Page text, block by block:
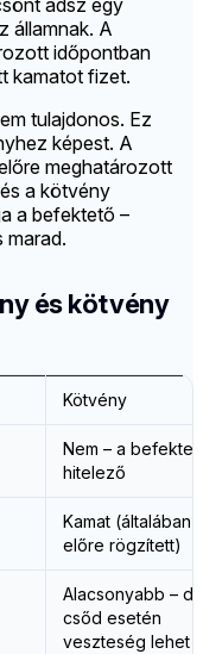
adsz egy
államnak. A
időpontban
kamatot fizet.
tulajdonos. Ez
képest. A
meghatározott
a kötvény
a befektető –
és kötvény
Kötvény
Nem – a
hitelező
Kamat (általában
előre rögzített)
Alacsonyabb – de
csőd esetén
veszteség lehet